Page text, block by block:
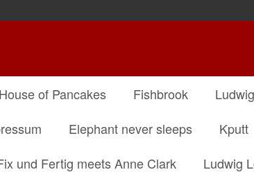
House of Pancakes Fishbrook
Elephant never sleeps Kputt
und Fertig meets Anne Clark Ludwig